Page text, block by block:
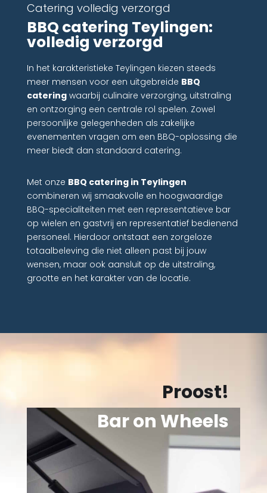
Catering volledig verzorgd
BBQ catering Teylingen:
volledig verzorgd
In het karakteristieke Teylingen kiezen steeds
meer mensen voor een uitgebreide BBQ
cateringwaarbij culinaire verzorging, uitstraling
en ontzorging een centrale rol spelen. Zowel
persoonlijke gelegenheden als zakelijke
evenementen vragen om een BBQ-oplossing die
meer biedt dan standaard catering.
Met onze BBQ catering in Teylingen
combineren wij smaakvolle en hoogwaardige
BBQ-specialiteiten met een representatieve bar
op wielen en gastvrij en representatief bedienend
personeel. Hierdoor ontstaat een zorgeloze
totaalbeleving die niet alleen past bij jouw
wensen, maar ook aansluit op de uitstraling,
grootte en het karakter van de locatie.
Proost!
Bar on Wheels